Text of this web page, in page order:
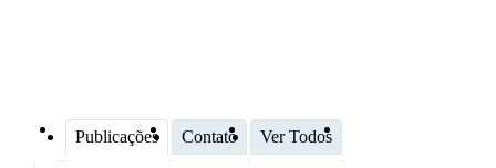
Publicações Contato Ver Todos